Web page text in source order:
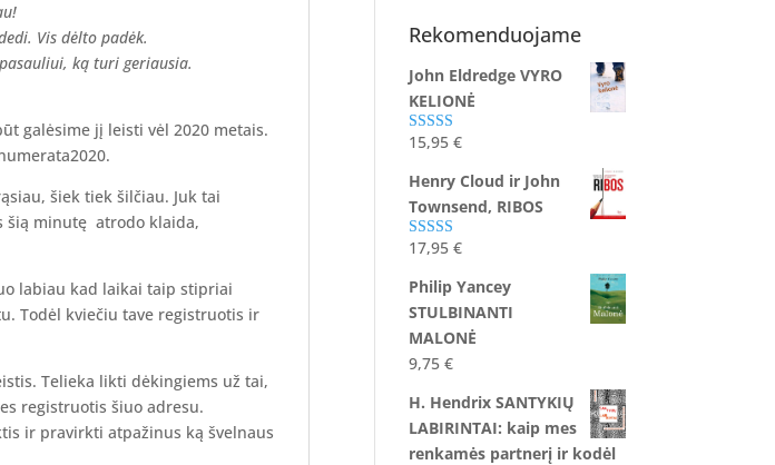
Vis dėlto padėk.
ką turi geriausia.
galėsime jį leisti vėl 2020 metais.
šiek tiek šilčiau. Juk tai
šią minutę atrodo klaida,
labiau kad laikai taip stipriai
Todėl kviečiu tave registruotis ir
Telieka likti dėkingiems už tai,
registruotis šiuo adresu.
ir pravirkti atpažinus ką švelnaus
Rekomenduojame
John Eldredge VYRO
KELIONĖ
Įvertinimas:
15,95€
Henry Cloud ir John
Townsend, RIBOS
Įvertinimas:
17,95€
Philip Yancey
STULBINANTI
MALONĖ
9,75€
H. Hendrix SANTYKIŲ
LABIRINTAI: kaip mes
renkamės partnerį ir kodėl